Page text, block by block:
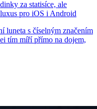
za statisíce, ale
pro iOS i Android
luneta s číselným značením
tím míří přímo na dojem,